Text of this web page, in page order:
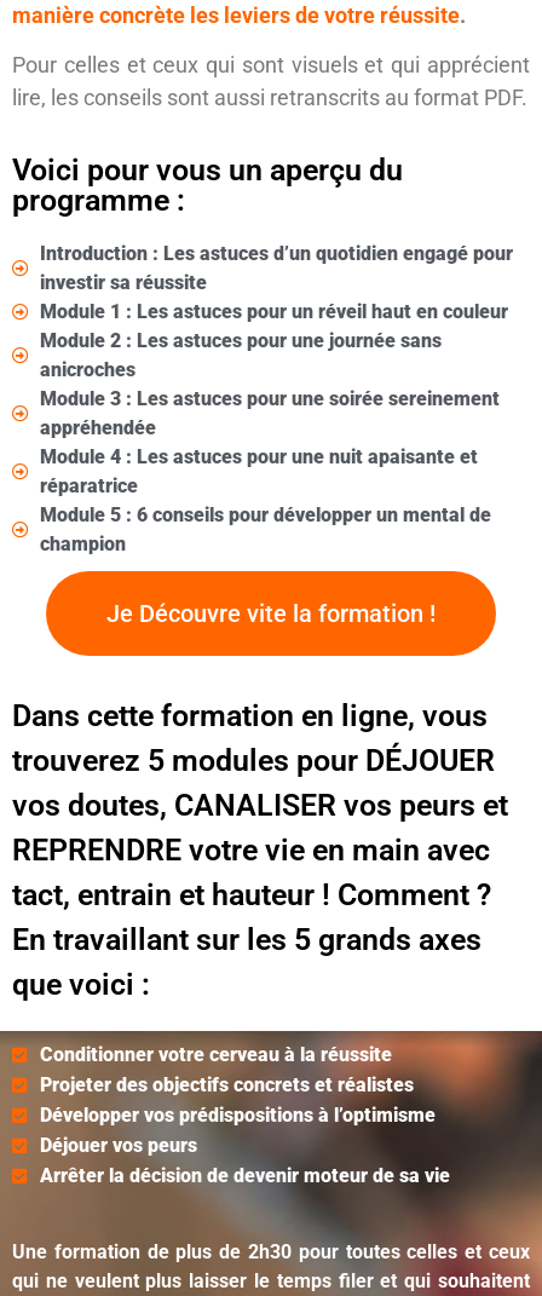
manière concrète les leviers de votre réussite.
Pour celles et ceux qui sont visuels et qui apprécient
lire, les conseils sont aussi retranscrits au format PDF.
Voici pour vous un aperçu du
programme :
Introduction : Les astuces d’un quotidien engagé pour
investir sa réussite
Module 1 : Les astuces pour un réveil haut en couleur
Module 2 : Les astuces pour une journée sans
anicroches
Module 3 : Les astuces pour une soirée sereinement
appréhendée
Module 4 : Les astuces pour une nuit apaisante et
réparatrice
Module 5 : 6 conseils pour développer un mental de
champion
Je Découvre vite la formation !
Dans cette formation en ligne, vous
trouverez 5 modules pour DÉJOUER
vos doutes, CANALISER vos peurs et
REPRENDRE votre vie en main avec
tact, entrain et hauteur ! Comment ?
En travaillant sur les 5 grands axes
que voici :
Conditionner votre cerveau à la réussite
Projeter des objectifs concrets et réalistes
Développer vos prédispositions à l’optimisme
Déjouer vos peurs
Arrêter la décision de devenir moteur de sa vie
Une formation de plus de 2h30 pour toutes celles et ceux
qui ne veulent plus laisser le temps filer et qui souhaitent